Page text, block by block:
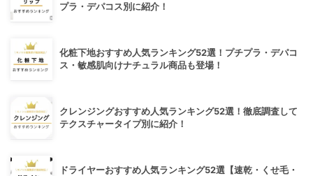
プラ・デパコス別に紹介！
化粧下地おすすめ人気ランキング52選！プチプラ・デパコ
ス・敏感肌向けナチュラル商品も登場！
クレンジングおすすめ人気ランキング52選！徹底調査して
テクスチャータイプ別に紹介！
ドライヤーおすすめ人気ランキング52選【速乾・くせ毛・